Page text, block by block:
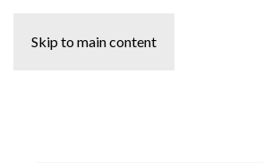
Skip to main content